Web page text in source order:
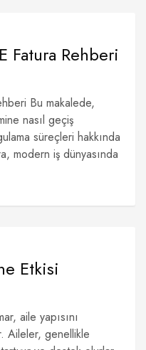
Fatura Rehberi
Bu makalede,
nasıl geçiş
süreçleri hakkında
modern iş dünyasında
Etkisi
aile yapısını
Aileler, genellikle